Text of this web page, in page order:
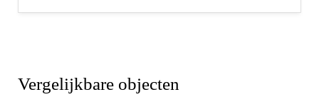
plek voor bewoners en bezoekers.
Vergelijkbare objecten